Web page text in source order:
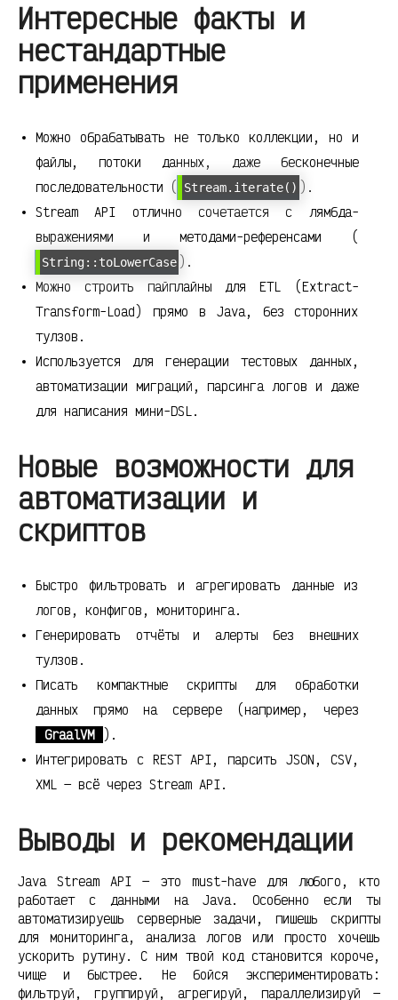
Интересные факты и
нестандартные
применения
Можно обрабатывать не только коллекции, но и
файлы, потоки данных, даже бесконечные
последовательности (
Stream.iterate() ).
Stream API отлично сочетается с лямбда-
выражениями и методами-референсами (
String::toLowerCase ).
Можно строить пайплайны для ETL (Extract-
Transform-Load) прямо в Java, без сторонних
тулзов.
Используется для генерации тестовых данных,
автоматизации миграций, парсинга логов и даже
для написания мини-DSL.
Новые возможности для
автоматизации и
скриптов
Быстро фильтровать и агрегировать данные из
логов, конфигов, мониторинга.
Генерировать отчёты и алерты без внешних
тулзов.
Писать компактные скрипты для обработки
данных прямо на сервере (например, через
GraalVM
).
Интегрировать с REST API, парсить JSON, CSV,
XML — всё через Stream API.
Выводы и рекомендации
Java Stream API — это must-have для любого, кто
работает с данными на Java. Особенно если ты
автоматизируешь серверные задачи, пишешь скрипты
для мониторинга, анализа логов или просто хочешь
ускорить рутину. С ним твой код становится короче,
чище и быстрее. Не бойся экспериментировать:
фильтруй, группируй, агрегируй, параллелизируй —